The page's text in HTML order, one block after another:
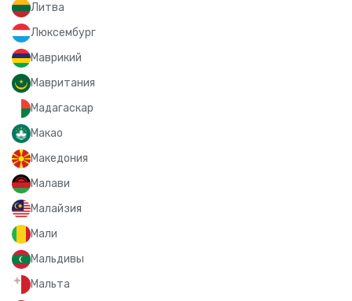
Литва
Люксембург
Маврикий
Мавритания
Мадагаскар
Макао
Македония
Малави
Малайзия
Мали
Мальдивы
Мальта